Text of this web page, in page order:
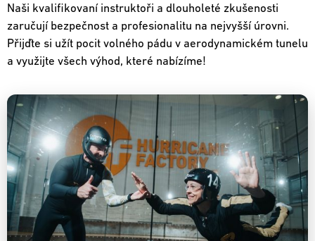
Naši kvalifikovaní instruktoři a dlouholeté zkušenosti
zaručují bezpečnost a profesionalitu na nejvyšší úrovni.
Přijďte si užít pocit volného pádu v aerodynamickém tunelu
a využijte všech výhod, které nabízíme!